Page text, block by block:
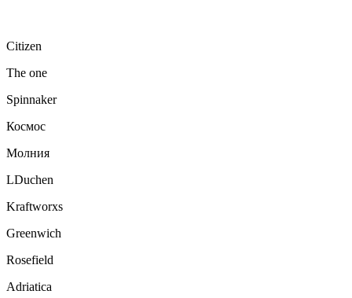
Citizen
The one
Spinnaker
Космос
Молния
LDuchen
Kraftworxs
Greenwich
Rosefield
Adriatica